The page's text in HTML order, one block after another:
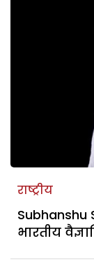
राष्ट्रीय
Subhanshu
भारतीय